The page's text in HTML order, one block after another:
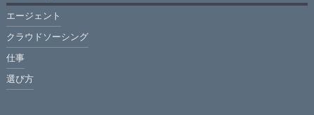
エージェント
クラウドソーシング
仕事
選び方